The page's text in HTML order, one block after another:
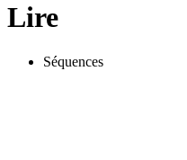
Lire
Séquences